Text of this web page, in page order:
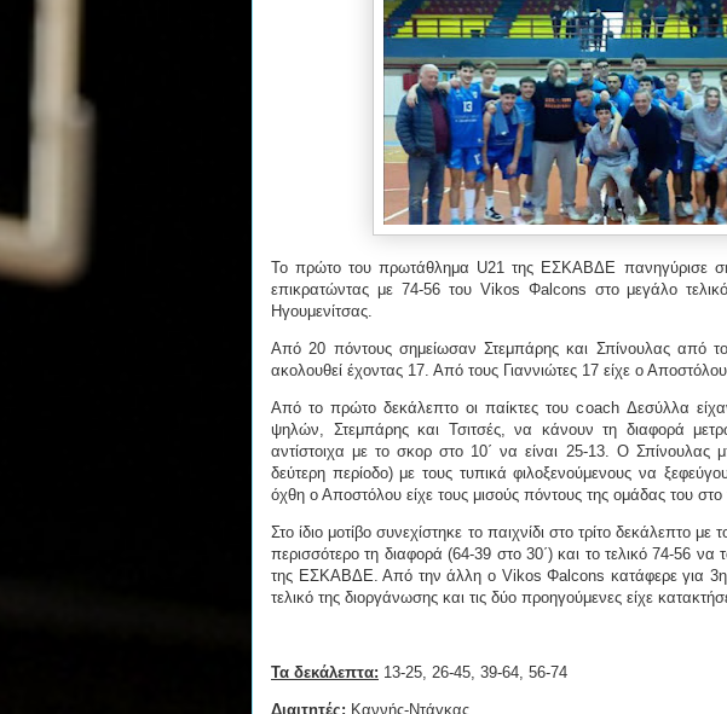
Το πρώτο του πρωτάθλημα U21 της ΕΣΚΑΒΔΕ πανηγύρισε
επικρατώντας με 74-56 του Vikos Φalcons στο μεγάλο
Ηγουμενίτσας.
Από 20 πόντους σημείωσαν Στεμπάρης και Σπίνουλας από
ακολουθεί έχοντας 17. Από τους Γιαννιώτες 17 είχε ο
Από το πρώτο δεκάλεπτο οι παίκτες του coach Δεσύλλα
ψηλών, Στεμπάρης και Τσιτσές, να κάνουν τη διαφορά
αντίστοιχα με το σκορ στο 10΄ να είναι 25-13. Ο Σπίνουλας
δεύτερη περίοδο) με τους τυπικά φιλοξενούμενους να
όχθη ο Αποστόλου είχε τους μισούς πόντους της ομάδας του
Στο ίδιο μοτίβο συνεχίστηκε το παιχνίδι στο τρίτο δεκάλεπτο
περισσότερο τη διαφορά (64-39 στο 30΄) και το τελικό 74-56
της ΕΣΚΑΒΔΕ. Από την άλλη ο Vikos Φalcons κατάφερε για 3η
τελικό της διοργάνωσης και τις δύο προηγούμενες είχε
Τα δεκάλεπτα: 13-25, 26-45, 39-64, 56-74
Διαιτητές: Καννής-Ντάγκας